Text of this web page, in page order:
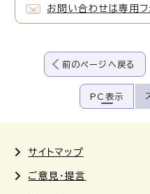
お問い合わせは専用フ
前のページへ戻る
PC表示
サイトマップ
ご意見・提言